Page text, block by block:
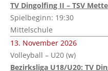
TV Dingolfing II – TSV
Spielbeginn: 19:30
Mittelschule
13. November 2026
Volleyball – U20 (w)
Bezirksliga U18/U20: TV